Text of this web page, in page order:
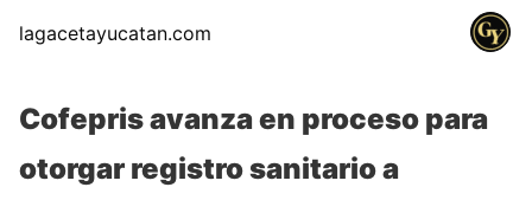
lagacetayucatan.com
Cofepris avanza en proceso para
otorgar registro sanitario a